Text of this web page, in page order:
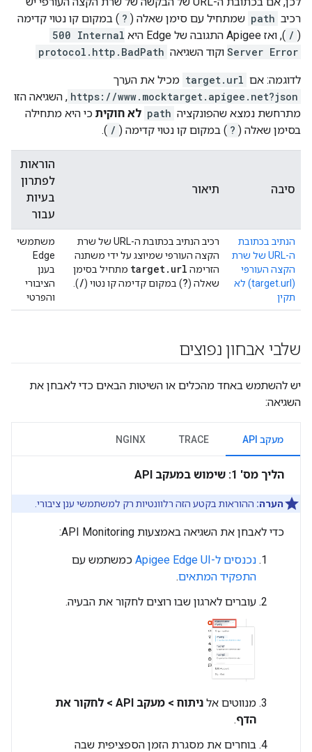
רכיב path שמתחיל עם סימן שאלה ( ? ) במקום קו נטוי קדימה
(
/ ), ואז Apigee התגובה של Edge היא
500 Internal
Server Error וקוד השגיאה protocol.http.BadPath
לדוגמה: אם target.url מכיל את הערך
https://www.mocktarget.apigee.net?json , השגיאה הזו
מתרחשת נמצא שהפונקציה path לא חוקית כי היא מתחילה
בסימן שאלה ( ? ) במקום קו נטוי קדימה ( /
).
סיבה תיאור
הוראות
לפתרון
בעיות
עבור
הנתיב בכתובת
ה-URL של שרת
הקצה העורפי
(target.url) לא
תקין
רכיב הנתיב בכתובת ה-URL של שרת
הקצה העורפי שמיוצג על ידי משתנה
הזרימה
target. url
מתחיל בסימן
שאלה (?) במקום קדימה קו נטוי (/
).
משתמשי
Edge
בענן
הציבורי
והפרטי
שלבי אבחון נפוצים
יש להשתמש באחד מהכלים או השיטות הבאים כדי לאבחן את
השגיאה:
מעקב API TRACE
NGINX
הליך מס' 1: שימוש במעקב API
הערה: ההוראות בקטע הזה רלוונטיות רק למשתמשי ענן ציבורי.
כדי לאבחן את השגיאה באמצעות API Monitoring:
נכנסים ל-Apigee Edge UI
כמשתמש עם
התפקיד המתאים.
עוברים לארגון שבו רוצים לחקור את הבעיה.
מנווטים אל
ניתוח > מעקב API > לחקור את
הדף.
בוחרים את מסגרת הזמן הספציפית שבה